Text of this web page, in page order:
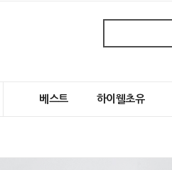
베스트 하이웰초유